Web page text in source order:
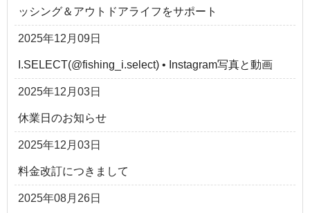
ッシング＆アウトドアライフをサポート
2025年12月09日
I.SELECT(@fishing_i.select) • Instagram写真と動画
2025年12月03日
休業日のお知らせ
2025年12月03日
料金改訂につきまして
2025年08月26日